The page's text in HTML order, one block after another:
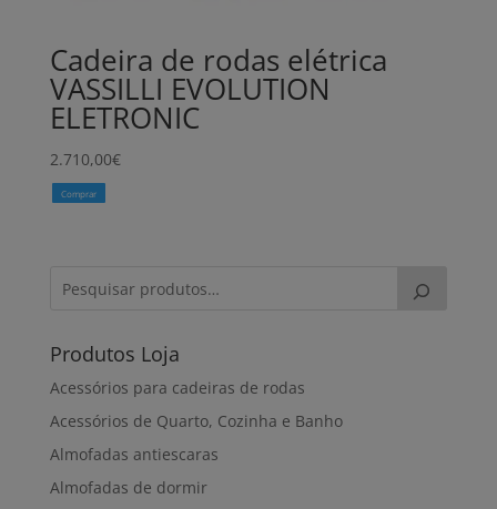
Cadeira de rodas elétrica
VASSILLI EVOLUTION
ELETRONIC
2.710,00€
Comprar
Produtos Loja
Acessórios para cadeiras de rodas
Acessórios de Quarto, Cozinha e Banho
Almofadas antiescaras
Almofadas de dormir